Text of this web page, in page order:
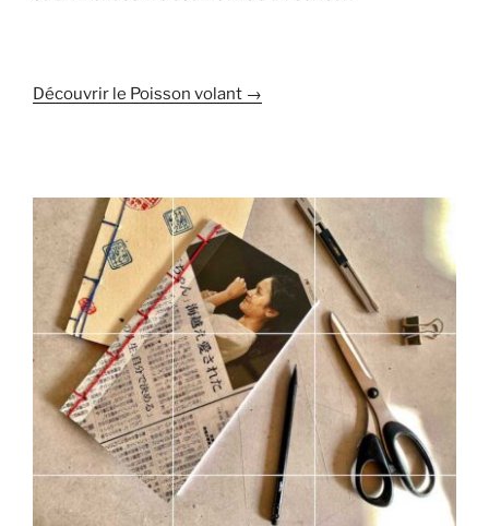
Découvrir le Poisson volant →